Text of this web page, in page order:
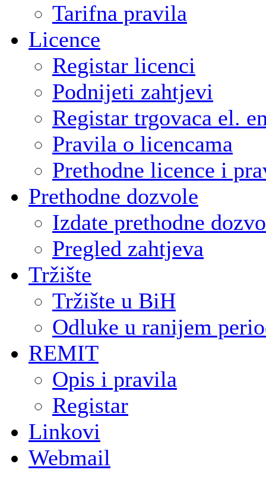
Tarifna pravila
Licence
Registar licenci
Podnijeti zahtjevi
Registar trgovaca el.
Pravila o licencama
Prethodne licence i
Prethodne dozvole
Izdate prethodne
Pregled zahtjeva
Tržište
Tržište u BiH
Odluke u ranijem
REMIT
Opis i pravila
Registar
Linkovi
Webmail